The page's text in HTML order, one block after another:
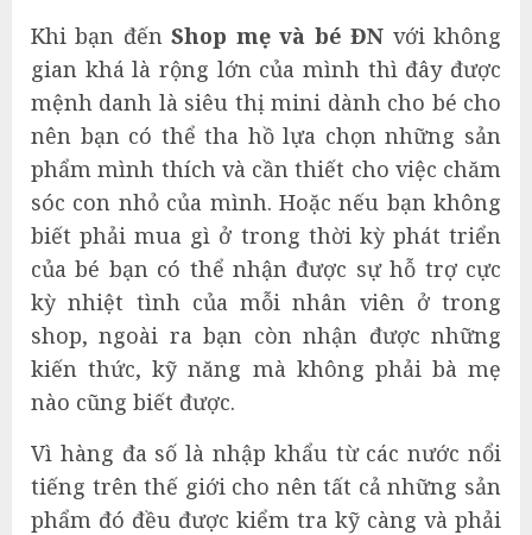
Khi bạn đếnShop mẹ và bé ĐN với không
gian khá là rộng lớn của mình thì đây được
mệnh danh là siêu thị mini dành cho bé cho
nên bạn có thể tha hồ lựa chọn những sản
phẩm mình thích và cần thiết cho việc chăm
sóc con nhỏ của mình. Hoặc nếu bạn không
biết phải mua gì ở trong thời kỳ phát triển
của bé bạn có thể nhận được sự hỗ trợ cực
kỳ nhiệt tình của mỗi nhân viên ở trong
shop, ngoài ra bạn còn nhận được những
kiến thức, kỹ năng mà không phải bà mẹ
nào cũng biết được.
Vì hàng đa số là nhập khẩu từ các nước nổi
tiếng trên thế giới cho nên tất cả những sản
phẩm đó đều được kiểm tra kỹ càng và phải